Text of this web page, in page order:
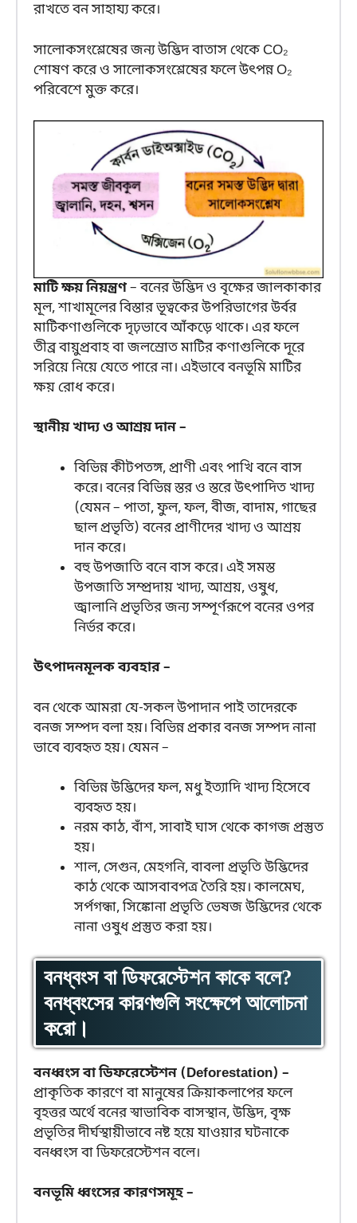
রাখতে বন সাহায্য করে।
সালোকসংশ্লেষের জন্য উদ্ভিদ বাতাস থেকে CO₂
শোষণ করে ও সালোকসংশ্লেষের ফলে উৎপন্ন O₂
পরিবেশে মুক্ত করে।
মাটি ক্ষয় নিয়ন্ত্রণ– বনের উদ্ভিদ ও বৃক্ষের জালকাকার
মূল, শাখামূলের বিস্তার ভূত্বকের উপরিভাগের উর্বর
মাটিকণাগুলিকে দৃঢ়ভাবে আঁকড়ে থাকে। এর ফলে
তীব্র বায়ুপ্রবাহ বা জলস্রোত মাটির কণাগুলিকে দূরে
সরিয়ে নিয়ে যেতে পারে না। এইভাবে বনভূমি মাটির
ক্ষয় রোধ করে।
স্থানীয় খাদ্য ও আশ্রয় দান –
বিভিন্ন কীটপতঙ্গ, প্রাণী এবং পাখি বনে বাস
করে। বনের বিভিন্ন স্তর ও স্তরে উৎপাদিত খাদ্য
(যেমন – পাতা, ফুল, ফল, বীজ, বাদাম, গাছের
ছাল প্রভৃতি) বনের প্রাণীদের খাদ্য ও আশ্রয়
দান করে।
বহু উপজাতি বনে বাস করে। এই সমস্ত
উপজাতি সম্প্রদায় খাদ্য, আশ্রয়, ওষুধ,
জ্বালানি প্রভৃতির জন্য সম্পূর্ণরূপে বনের ওপর
নির্ভর করে।
উৎপাদনমূলক ব্যবহার –
বন থেকে আমরা যে-সকল উপাদান পাই তাদেরকে
বনজ সম্পদ বলা হয়। বিভিন্ন প্রকার বনজ সম্পদ নানা
ভাবে ব্যবহৃত হয়। যেমন –
বিভিন্ন উদ্ভিদের ফল, মধু ইত্যাদি খাদ্য হিসেবে
ব্যবহৃত হয়।
নরম কাঠ, বাঁশ, সাবাই ঘাস থেকে কাগজ প্রস্তুত
হয়।
শাল, সেগুন, মেহগনি, বাবলা প্রভৃতি উদ্ভিদের
কাঠ থেকে আসবাবপত্র তৈরি হয়। কালমেঘ,
সর্পগন্ধা, সিঙ্কোনা প্রভৃতি ভেষজ উদ্ভিদের থেকে
নানা ওষুধ প্রস্তুত করা হয়।
বনধ্বংস বা ডিফরেস্টেশন কাকে বলে?
বনধ্বংসের কারণগুলি সংক্ষেপে আলোচনা
করো।
বনধ্বংস বা ডিফরেস্টেশন (Deforestation) –
প্রাকৃতিক কারণে বা মানুষের ক্রিয়াকলাপের ফলে
বৃহত্তর অর্থে বনের স্বাভাবিক বাসস্থান, উদ্ভিদ, বৃক্ষ
প্রভৃতির দীর্ঘস্থায়ীভাবে নষ্ট হয়ে যাওয়ার ঘটনাকে
বনধ্বংস বা ডিফরেস্টেশন বলে।
বনভূমি ধ্বংসের কারণসমূহ –